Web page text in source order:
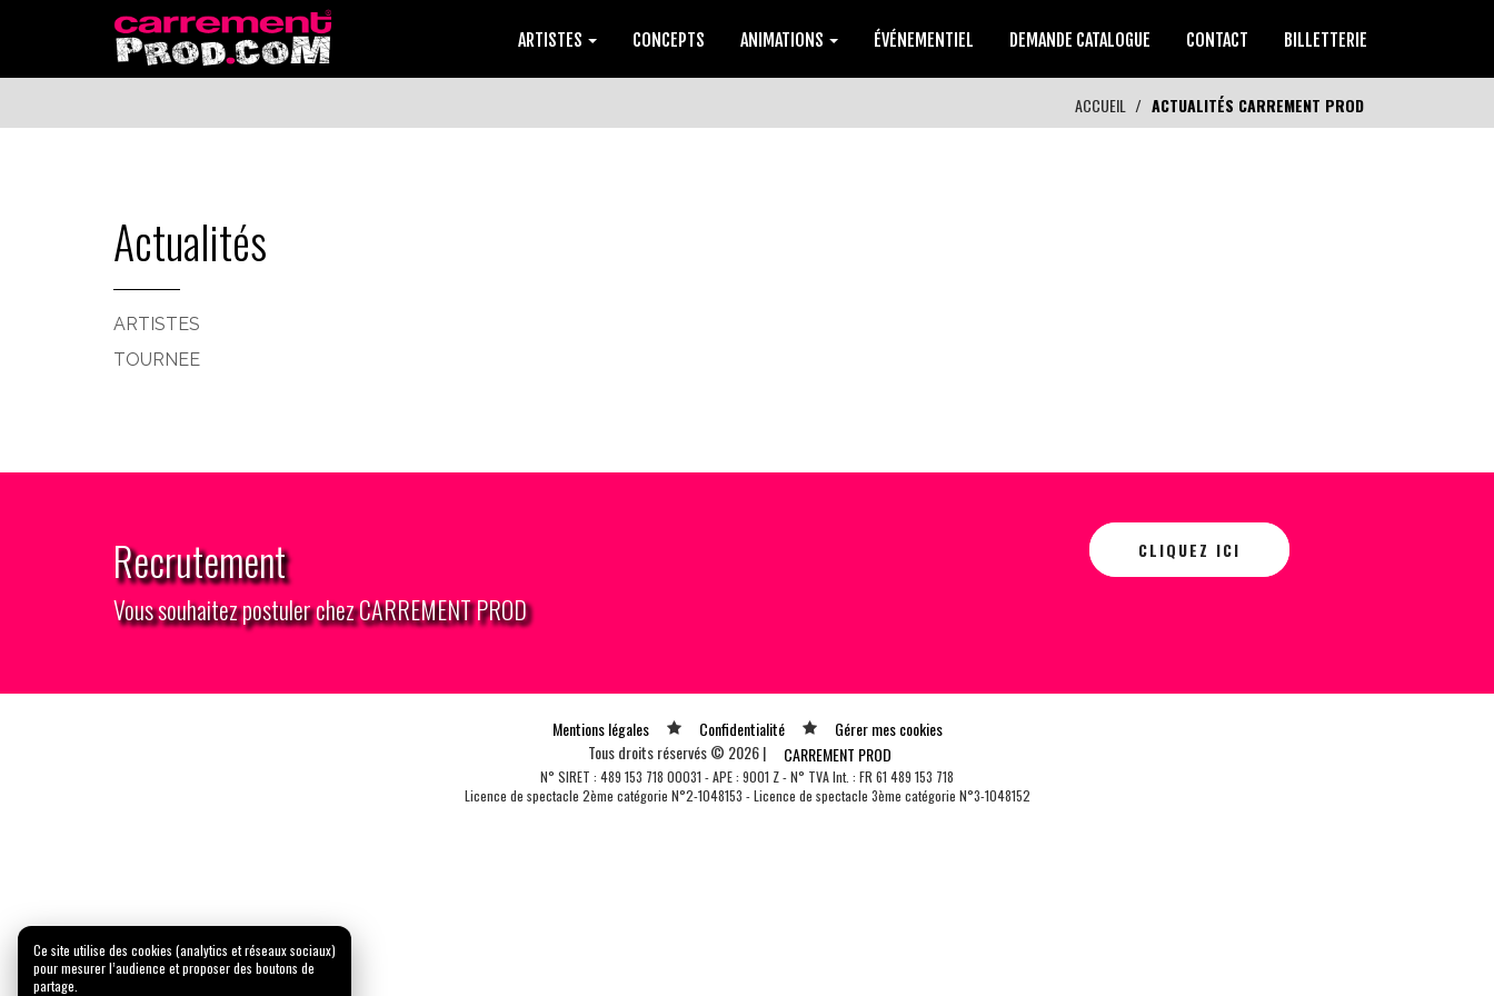
ARTISTES CONCEPTS ANIMATIONS ÉVÉNEMENTIEL DEMANDE CATALOGUE CONTACT BILLETTERIE
ACCUEIL ACTUALITÉS CARREMENT PROD
Actualités
ARTISTES
TOURNEE
Recrutement
Vous souhaitez postuler chez CARREMENT PROD
CLIQUEZ ICI
Mentions légales Confidentialité
Gérer mes cookies
Tous droits réservés © 2026 |
CARREMENT PROD
N° SIRET : 489 153 718 00031 - APE : 9001 Z - N° TVA Int. : FR 61 489 153 718
Licence de spectacle 2ème catégorie N°2-1048153 - Licence de spectacle 3ème catégorie N°3-1048152
Ce site utilise des cookies (analytics et réseaux sociaux)
pour mesurer l’audience et proposer des boutons de
partage.